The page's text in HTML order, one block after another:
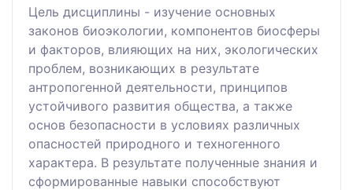
Цель дисциплины - изучение основных
законов биоэкологии, компонентов биосферы
и факторов, влияющих на них, экологических
проблем, возникающих в результате
антропогенной деятельности, принципов
устойчивого развития общества, а также
основ безопасности в условиях различных
опасностей природного и техногенного
характера. В результате полученные знания и
сформированные навыки способствуют